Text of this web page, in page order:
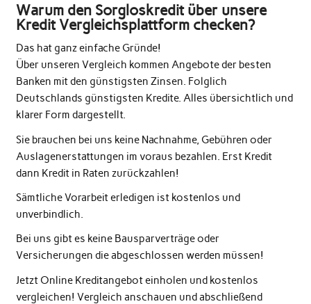
Warum den Sorgloskredit über unsere
Kredit Vergleichsplattform checken?
Das hat ganz einfache Gründe!
Über unseren Vergleich kommen Angebote der besten
Banken mit den günstigsten Zinsen. Folglich
Deutschlands günstigsten Kredite. Alles übersichtlich und
klarer Form dargestellt.
Sie brauchen bei uns keine Nachnahme, Gebühren oder
Auslagenerstattungen im voraus bezahlen. Erst Kredit
dann Kredit in Raten zurückzahlen!
Sämtliche Vorarbeit erledigen ist kostenlos und
unverbindlich.
Bei uns gibt es keine Bausparverträge oder
Versicherungen die abgeschlossen werden müssen!
Jetzt Online Kreditangebot einholen und kostenlos
vergleichen! Vergleich anschauen und abschließend